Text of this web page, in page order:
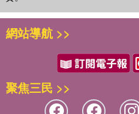
網站導航 >>
聚焦三民 >>